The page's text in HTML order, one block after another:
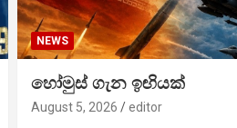
NEWS
හෝමුස් ගැන ඉඟියක්
August 5, 2026 editor